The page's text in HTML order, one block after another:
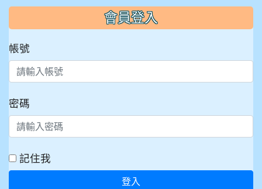
會員登入
帳號
密碼
記住我
登入